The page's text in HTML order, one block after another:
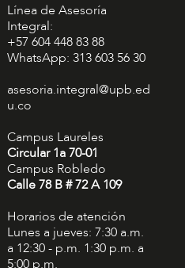
Línea de Asesoría
Integral:
+57 604 448 83 88
WhatsApp: 313 603 56 30
asesoria.integral@upb.ed
u.co
Campus Laureles
Circular 1a 70-01
Campus Robledo
Calle 78 B # 72 A 109
Horarios de atención
Lunes a jueves: 7:30 a.m.
a 12:30 - p.m. 1:30 p.m. a
5:00 p.m.